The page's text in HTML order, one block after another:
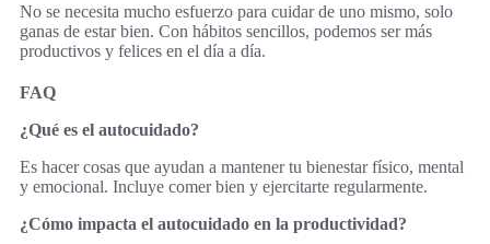
No se necesita mucho esfuerzo para cuidar de uno mismo, solo
ganas de estar bien. Con hábitos sencillos, podemos ser más
productivos y felices en el día a día.
FAQ
¿Qué es el autocuidado?
Es hacer cosas que ayudan a mantener tu bienestar físico, mental
y emocional. Incluye comer bien y ejercitarte regularmente.
¿Cómo impacta el autocuidado en la productividad?